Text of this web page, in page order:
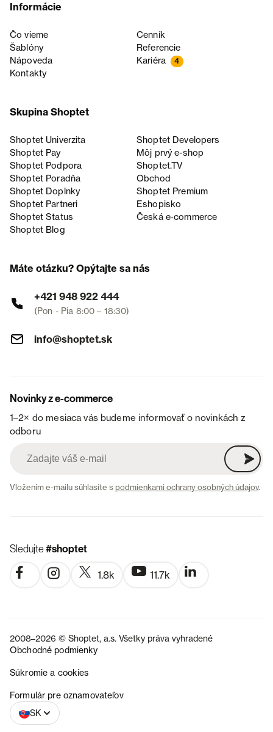
Informácie
Čo vieme
Cenník
Šablóny
Referencie
Nápoveda
Kariéra 4
Kontakty
Skupina Shoptet
Shoptet Univerzita
Shoptet Developers
Shoptet Pay
Môj prvý e-shop
Shoptet Podpora
Shoptet.TV
Shoptet Poradňa
Obchod
Shoptet Doplnky
Shoptet Premium
Shoptet Partneri
Eshopisko
Shoptet Status
Česká e‑commerce
Shoptet Blog
Máte otázku? Opýtajte sa nás
+421 948 922 444
(Pon - Pia 8:00 – 18:30)
info@shoptet.sk
Novinky z e-commerce
1–2× do mesiaca vás budeme informovať o novinkách z
odboru
Vložením e-mailu súhlasíte spodmienkami ochrany osobných údajov.
Sledujte#shoptet
1.8k 11.7k
2008–2026 © Shoptet, a.s. Všetky práva vyhradené
Obchodné podmienky
Súkromie a cookies
Formulár pre oznamovateľov
SK